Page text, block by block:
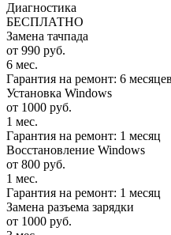
Диагностика
БЕСПЛАТНО
Замена тачпада
от 990 руб.
6 мес.
Гарантия на ремонт: 6 месяцев
Установка Windows
от 1000 руб.
1 мес.
Гарантия на ремонт: 1 месяц
Восстановление Windows
от 800 руб.
1 мес.
Гарантия на ремонт: 1 месяц
Замена разъема зарядки
от 1000 руб.